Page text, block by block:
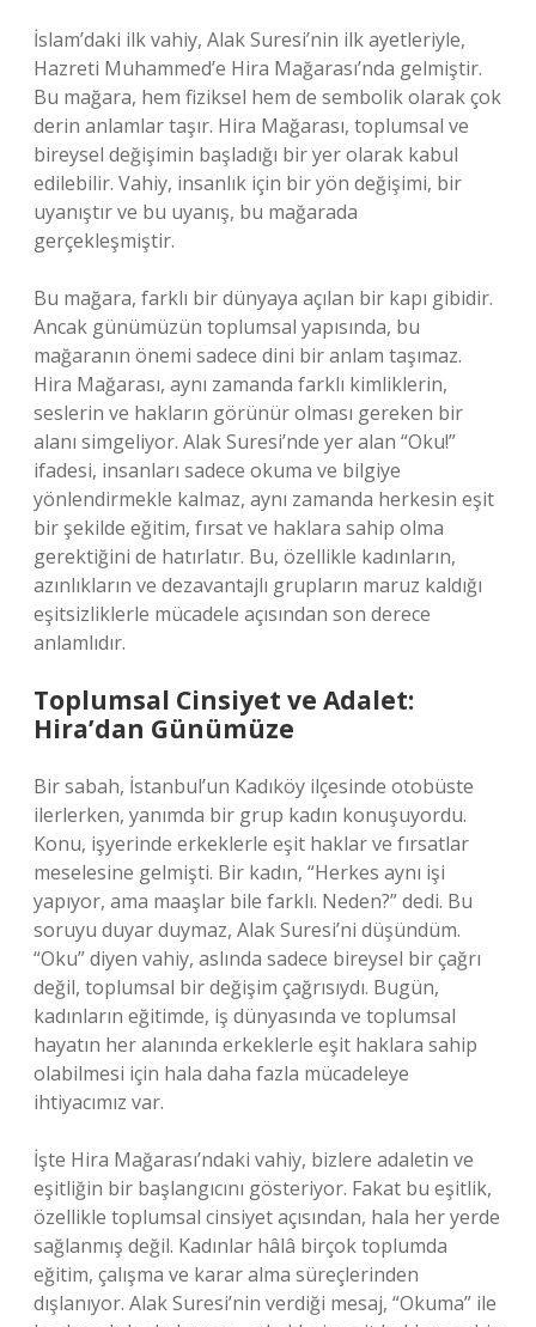
İslam’daki ilk vahiy, Alak Suresi’nin ilk ayetleriyle,
Hazreti Muhammed’e Hira Mağarası’nda gelmiştir.
Bu mağara, hem fiziksel hem de sembolik olarak çok
derin anlamlar taşır. Hira Mağarası, toplumsal ve
bireysel değişimin başladığı bir yer olarak kabul
edilebilir. Vahiy, insanlık için bir yön değişimi, bir
uyanıştır ve bu uyanış, bu mağarada
gerçekleşmiştir.
Bu mağara, farklı bir dünyaya açılan bir kapı gibidir.
Ancak günümüzün toplumsal yapısında, bu
mağaranın önemi sadece dini bir anlam taşımaz.
Hira Mağarası, aynı zamanda farklı kimliklerin,
seslerin ve hakların görünür olması gereken bir
alanı simgeliyor. Alak Suresi’nde yer alan “Oku!”
ifadesi, insanları sadece okuma ve bilgiye
yönlendirmekle kalmaz, aynı zamanda herkesin eşit
bir şekilde eğitim, fırsat ve haklara sahip olma
gerektiğini de hatırlatır. Bu, özellikle kadınların,
azınlıkların ve dezavantajlı grupların maruz kaldığı
eşitsizliklerle mücadele açısından son derece
anlamlıdır.
Toplumsal Cinsiyet ve Adalet:
Hira’dan Günümüze
Bir sabah, İstanbul’un Kadıköy ilçesinde otobüste
ilerlerken, yanımda bir grup kadın konuşuyordu.
Konu, işyerinde erkeklerle eşit haklar ve fırsatlar
meselesine gelmişti. Bir kadın, “Herkes aynı işi
yapıyor, ama maaşlar bile farklı. Neden?” dedi. Bu
soruyu duyar duymaz, Alak Suresi’ni düşündüm.
“Oku” diyen vahiy, aslında sadece bireysel bir çağrı
değil, toplumsal bir değişim çağrısıydı. Bugün,
kadınların eğitimde, iş dünyasında ve toplumsal
hayatın her alanında erkeklerle eşit haklara sahip
olabilmesi için hala daha fazla mücadeleye
ihtiyacımız var.
İşte Hira Mağarası’ndaki vahiy, bizlere adaletin ve
eşitliğin bir başlangıcını gösteriyor. Fakat bu eşitlik,
özellikle toplumsal cinsiyet açısından, hala her yerde
sağlanmış değil. Kadınlar hâlâ birçok toplumda
eğitim, çalışma ve karar alma süreçlerinden
dışlanıyor. Alak Suresi’nin verdiği mesaj, “Okuma” ile